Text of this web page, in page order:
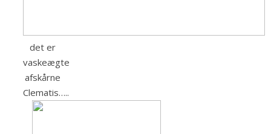
det er
vaskeægte
afskårne
Clematis…..